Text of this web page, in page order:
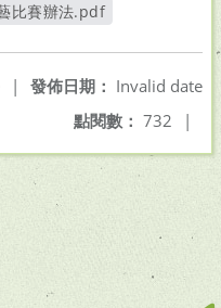
比賽辦法.pdf
發佈日期： Invalid date
|
點閱數： 732 |